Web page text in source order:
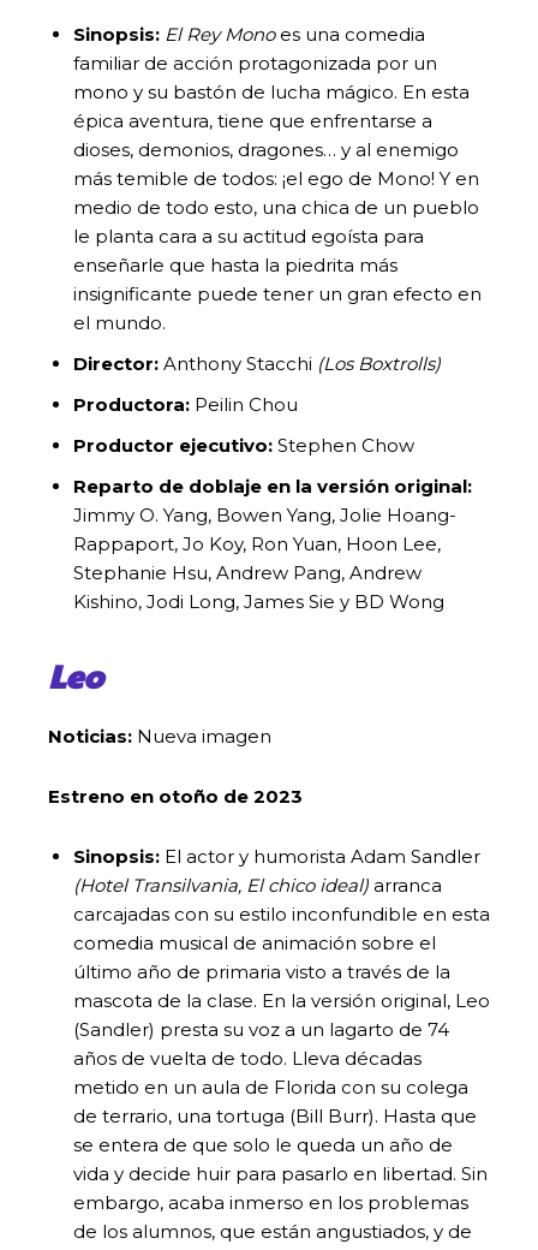
Sinopsis: El Rey Monoes una comedia
familiar de acción protagonizada por un
mono y su bastón de lucha mágico. En esta
épica aventura, tiene que enfrentarse a
dioses, demonios, dragones… y al enemigo
más temible de todos: ¡el ego de Mono! Y en
medio de todo esto, una chica de un pueblo
le planta cara a su actitud egoísta para
enseñarle que hasta la piedrita más
insignificante puede tener un gran efecto en
el mundo.
Director: Anthony Stacchi (Los Boxtrolls)
Productora: Peilin Chou
Productor ejecutivo: Stephen Chow
Reparto de doblaje en la versión original:
Jimmy O. Yang, Bowen Yang, Jolie Hoang-
Rappaport, Jo Koy, Ron Yuan, Hoon Lee,
Stephanie Hsu, Andrew Pang, Andrew
Kishino, Jodi Long, James Sie y BD Wong
Leo
Noticias: Nueva imagen
Estreno en otoño de 2023
Sinopsis: El actor y humorista Adam Sandler
(Hotel Transilvania, El chico ideal) arranca
carcajadas con su estilo inconfundible en esta
comedia musical de animación sobre el
último año de primaria visto a través de la
mascota de la clase. En la versión original, Leo
(Sandler) presta su voz a un lagarto de 74
años de vuelta de todo. Lleva décadas
metido en un aula de Florida con su colega
de terrario, una tortuga (Bill Burr). Hasta que
se entera de que solo le queda un año de
vida y decide huir para pasarlo en libertad. Sin
embargo, acaba inmerso en los problemas
de los alumnos, que están angustiados, y de